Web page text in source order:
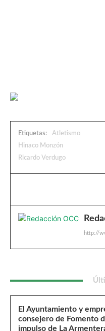
Etiquetas:
Atletismo
Hinaco Monzón
Ricardo Verdugo
http://
El Ayuntamiento y
consejero de Fomento
impulso de La